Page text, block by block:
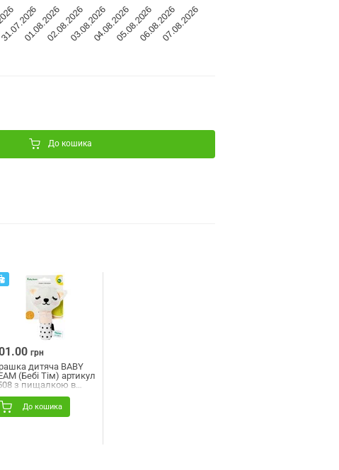
01.08.202602.08.202603.08.202604.08.202605.08.202606.08.202607.08.2026
До кошика
грн
дитяча BABY
(Бебі Тім) артикул
з пищалкою в
До кошика